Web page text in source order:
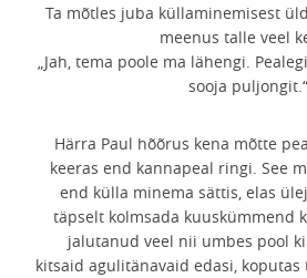
Ta mõtles juba küllaminemisest
meenus talle veel
„Jah, tema poole ma lähengi.
sooja puljongit.“
Härra Paul hõõrus kena mõtte
keeras end kannapeal ringi. See
end külla minema sättis, elas
täpselt kolmsada kuuskümmend
jalutanud veel nii umbes pool
kitsaid agulitänavaid edasi, koputas